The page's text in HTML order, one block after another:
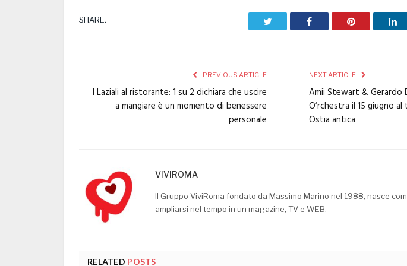
SHARE. Facebook Pinterest
PREVIOUS ARTICLE
I Laziali al ristorante: 1 su 2 dichiara che uscire
a mangiare è un momento di benessere
personale
NEXT ARTICLE
Amii Stewart & Gerardo
O’rchestra il 15 giugno
Ostia antica
VIVIROMA
Il Gruppo ViviRoma fondato da Massimo Marino nel 1988, nasce
ampliarsi nel tempo in un magazine, TV e WEB.
RELATED POSTS